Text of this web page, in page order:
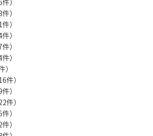
）
）
）
）
）
件）
）
件）
）
）